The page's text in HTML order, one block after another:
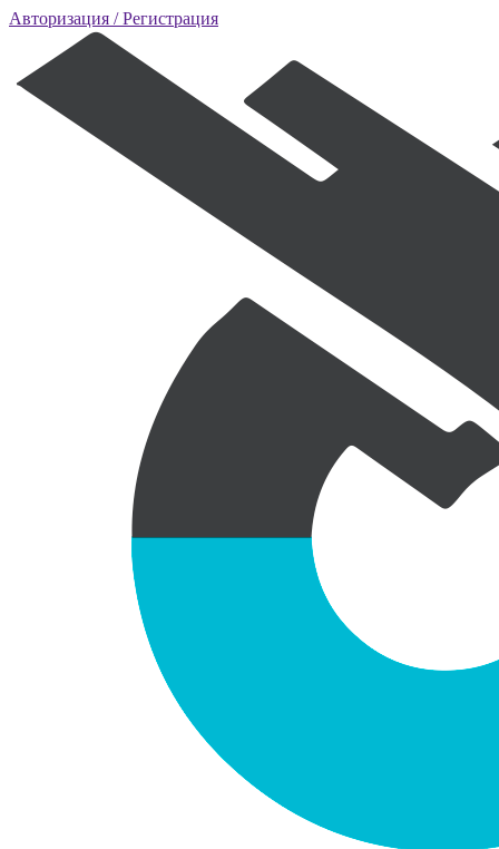
Авторизация / Регистрация